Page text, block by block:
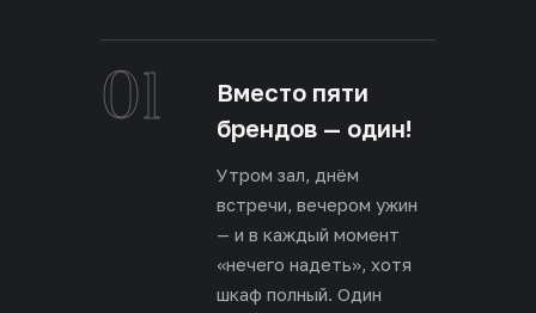
01
Вместо пяти
брендов — один!
Утром зал, днём
встречи, вечером ужин
— и в каждый момент
«нечего надеть», хотя
шкаф полный. Один